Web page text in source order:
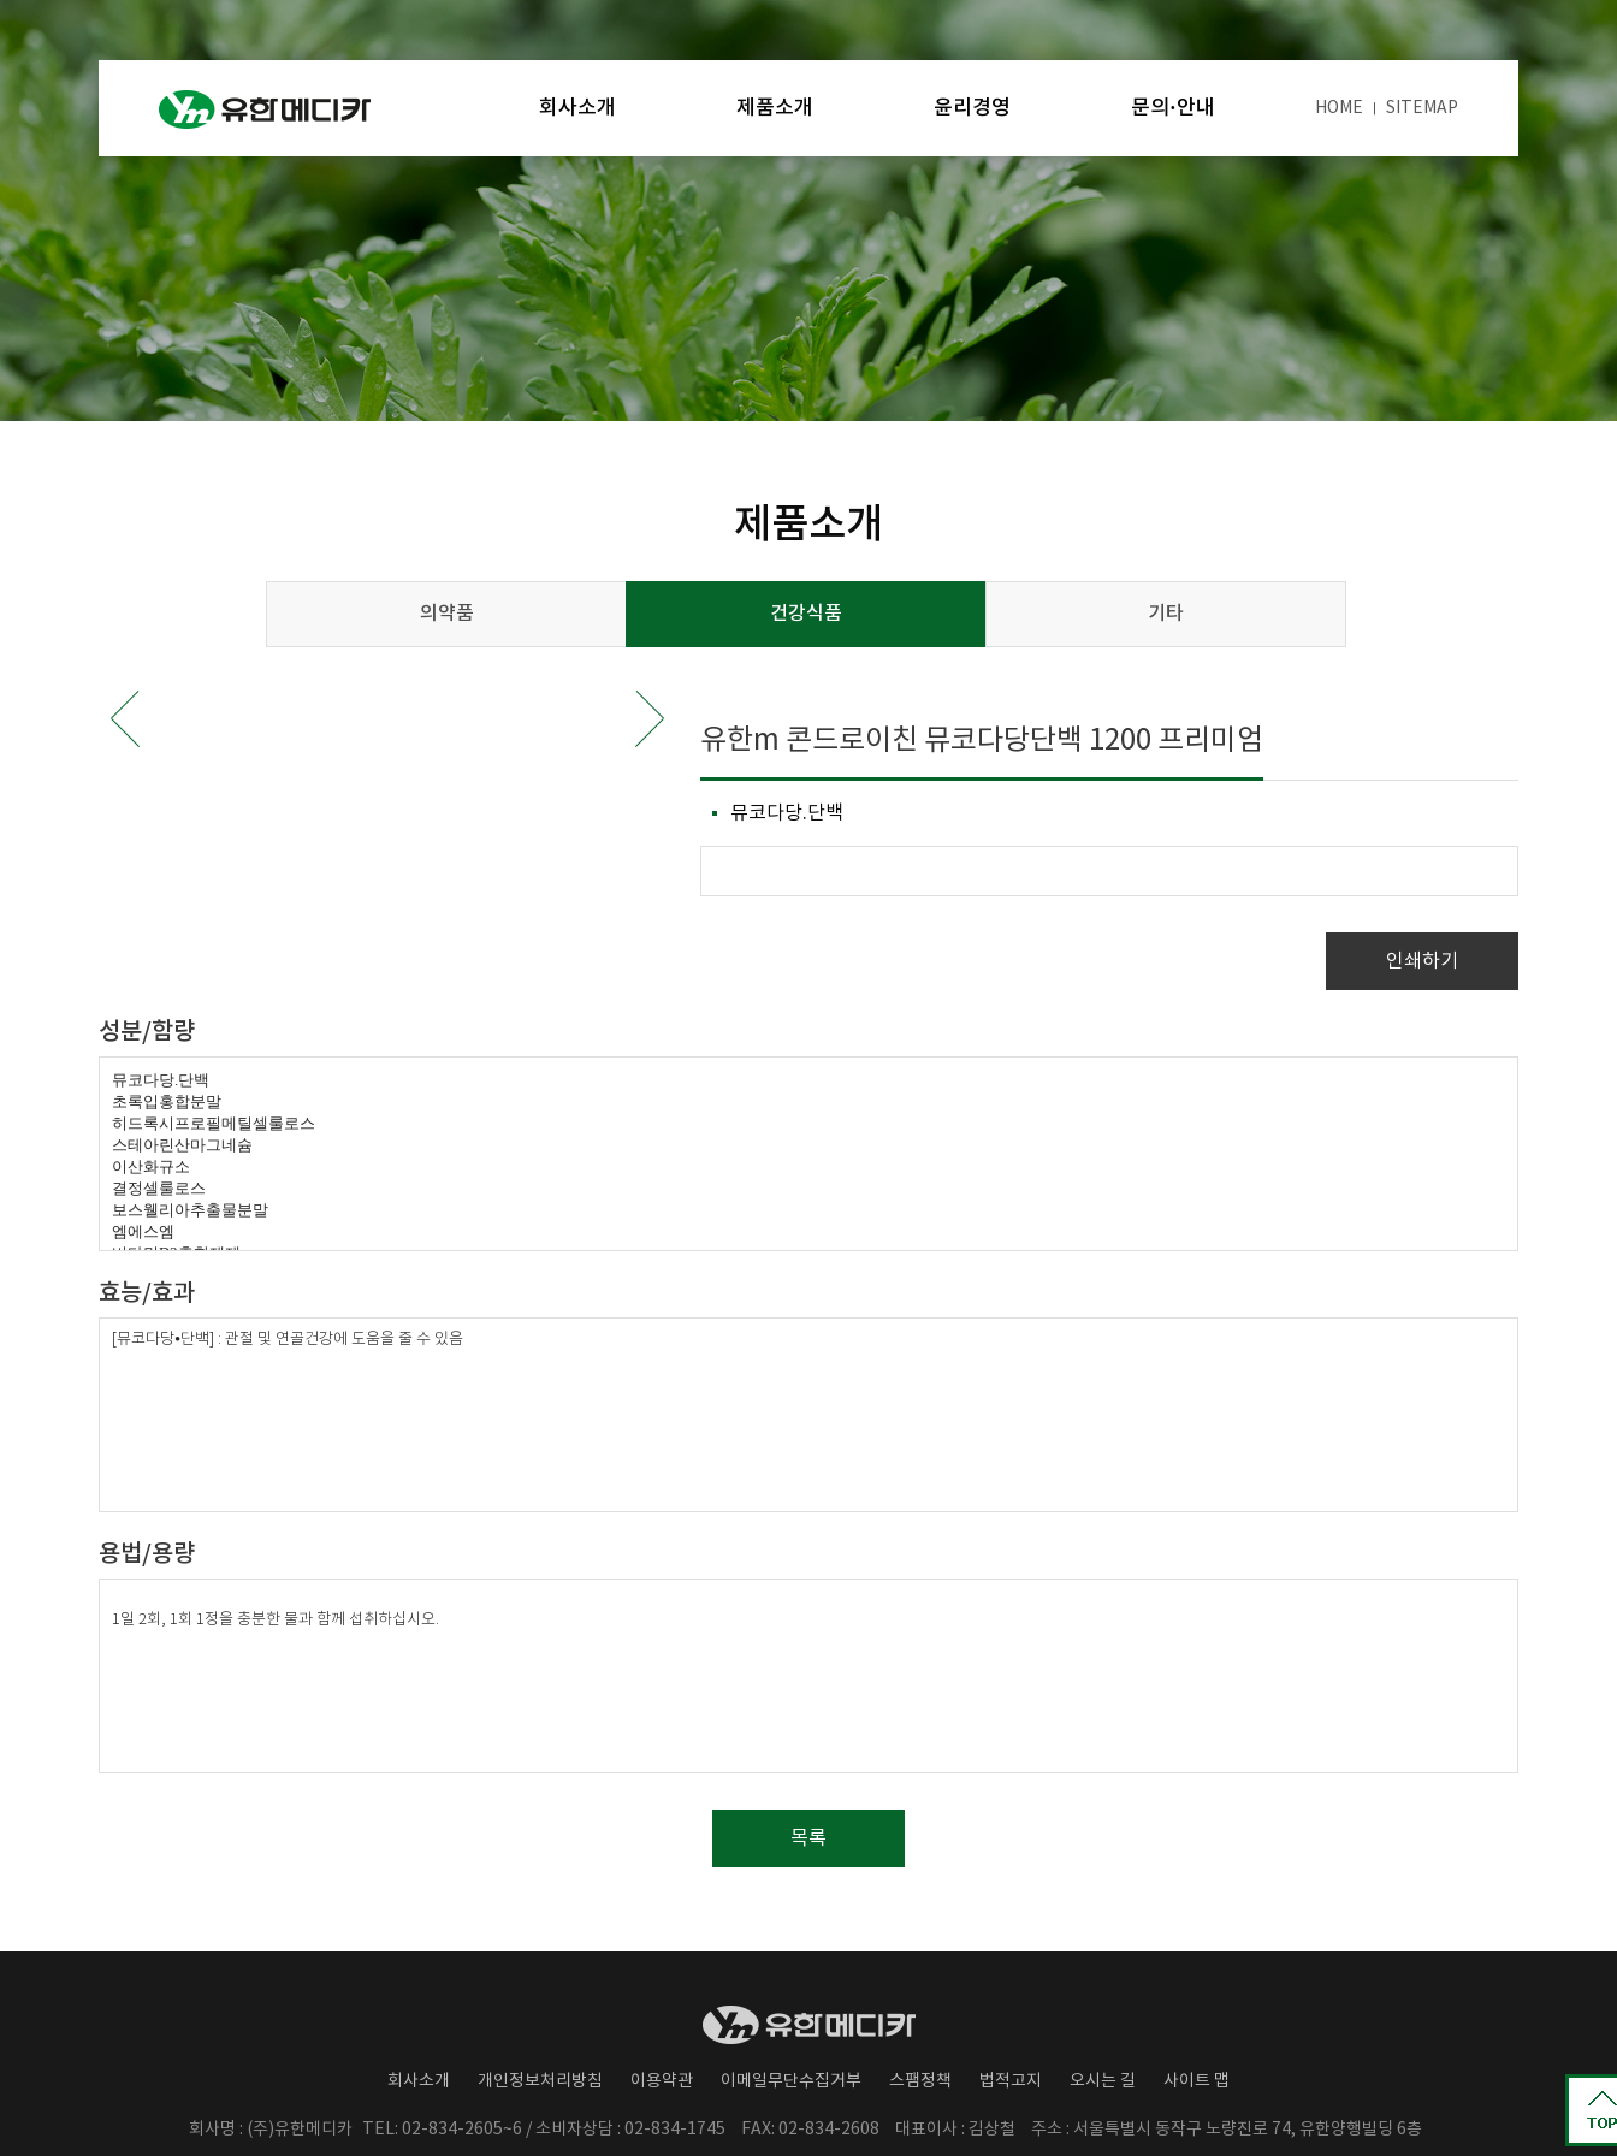
회사소개 제품소개 윤리경영 문의·안내 HOME SITEMAP
제품소개
의약품 건강식품 기타
유한m 콘드로이친 뮤코다당단백 1200 프리미엄
뮤코다당.단백
인쇄하기
성분/함량
뮤코다당.단백
초록입홍합분말
히드록시프로필메틸셀룰로스
스테아린산마그네슘
이산화규소
결정셀룰로스
보스웰리아추출물분말
엠에스엠
비타민D3혼합제제
유단백분말
비타민K1혼합제제
황산망간
효능/효과
[뮤코다당⦁단백] : 관절 및 연골건강에 도움을 줄 수 있음
용법/용량
1일 2회, 1회 1정을 충분한 물과 함께 섭취하십시오.
목록
회사소개 개인정보처리방침 이용약관 이메일무단수집거부 스팸정책 법적고지 오시는 길 사이트 맵
회사명 : (주)유한메디카 TEL: 02-834-2605~6 / 소비자상담 : 02-834-1745 FAX: 02-834-2608 대표이사 : 김상철 주소 : 서울특별시 동작구 노량진로 74, 유한양행빌딩 6층